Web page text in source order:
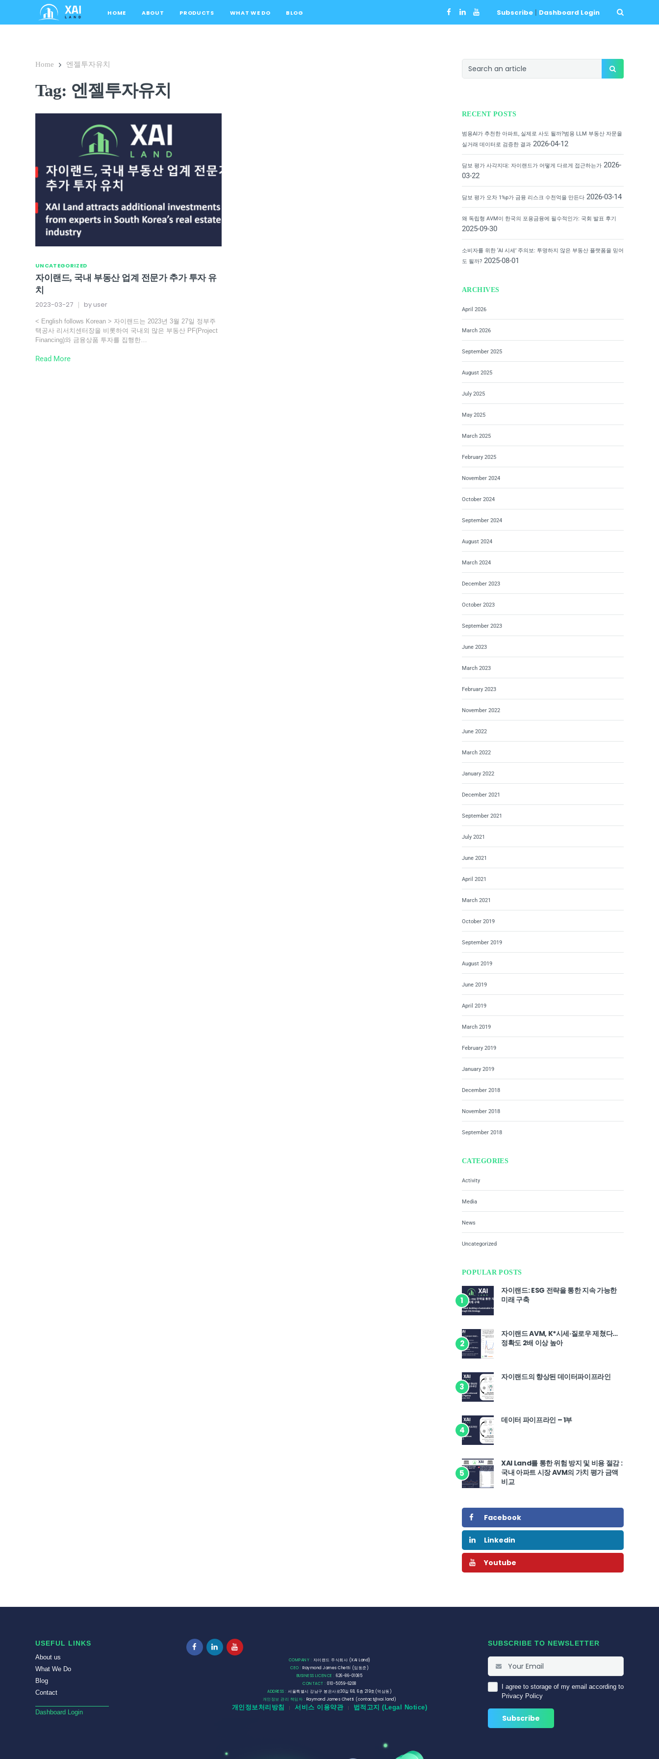
HOME ABOUT PRODUCTS WHAT WE DO BLOG Subscribe | Dashboard Login
Home 엔젤투자유치
Tag: 엔젤투자유치
UNCATEGORIZED
자이랜드, 국내 부동산 업계 전문가 추가 투자 유
치
2023-03-27 by user
< English follows Korean > 자이랜드는 2023년 3월 27일 정부주
택공사 리서치센터장을 비롯하여 국내외 많은 부동산 PF(Project
Financing)와 금융상품 투자를 집행한…
Read More
RECENT POSTS
범용AI가 추천한 아파트, 실제로 사도 될까?범용 LLM 부동산 자문을
실거래 데이터로 검증한 결과 2026-04-12
담보 평가 사각지대: 자이랜드가 어떻게 다르게 접근하는가 2026-
03-22
담보 평가 오차 1%p가 금융 리스크 수천억을 만든다 2026-03-14
왜 독립형 AVM이 한국의 포용금융에 필수적인가: 국회 발표 후기
2025-09-30
소비자를 위한 ‘AI 시세’ 주의보: 투명하지 않은 부동산 플랫폼을 믿어
도 될까? 2025-08-01
ARCHIVES
April 2026
March 2026
September 2025
August 2025
July 2025
May 2025
March 2025
February 2025
November 2024
October 2024
September 2024
August 2024
March 2024
December 2023
October 2023
September 2023
June 2023
March 2023
February 2023
November 2022
June 2022
March 2022
January 2022
December 2021
September 2021
July 2021
June 2021
April 2021
March 2021
October 2019
September 2019
August 2019
June 2019
April 2019
March 2019
February 2019
January 2019
December 2018
November 2018
September 2018
CATEGORIES
Activity
Media
News
Uncategorized
POPULAR POSTS
1
자이랜드: ESG 전략을 통한 지속 가능한
미래 구축
2
자이랜드 AVM, K*시세·질로우 제쳤다…
정확도 2배 이상 높아
3
자이랜드의 향상된 데이터파이프라인
4
데이터 파이프라인 – 1부
5
XAI Land를 통한 위험 방지 및 비용 절감 :
국내 아파트 시장 AVM의 가치 평가 금액
비교
Facebook
Linkedin
Youtube
USEFUL LINKS
About us
What We Do
Blog
Contact
Dashboard Login
COMPANY : 자이랜드 주식회사 (XAI Land)
CEO : Raymond James Chetti (임동준)
BUSINESS LICENCE : 626-86-01085
CONTACT : 010-5059-6208
ADDRESS : 서울특별시 강남구 봉은사로30길 68, 6층 219호(역삼동)
개인정보 관리 책임자 : Raymond James Chetti (contact@xai.land)
개인정보처리방침 서비스 이용약관 법적고지 (Legal Notice)
SUBSCRIBE TO NEWSLETTER
I agree to storage of my email according to
Privacy Policy